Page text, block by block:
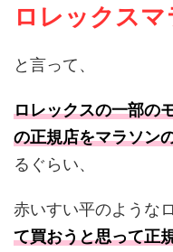
ロレックスマ
と言って、
ロレックスの一部の
の正規店をマラソン
るぐらい、
赤いすい平のような
て買おうと思って正